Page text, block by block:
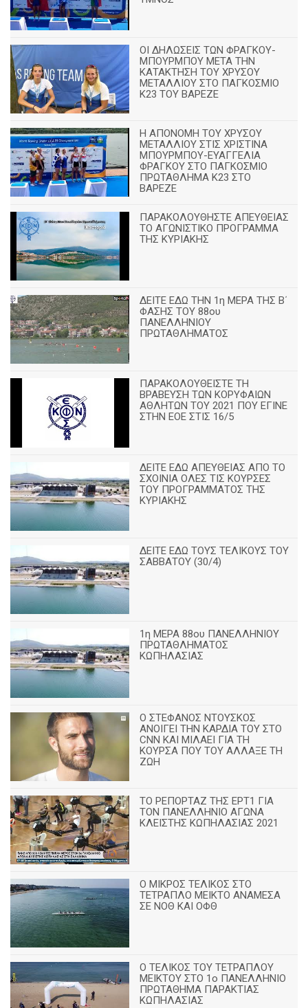
ΟΙ ΔΗΛΩΣΕΙΣ ΤΩΝ ΦΡΑΓΚΟΥ-
ΜΠΟΥΡΜΠΟΥ ΜΕΤΑ ΤΗΝ
ΚΑΤΑΚΤΗΣΗ ΤΟΥ ΧΡΥΣΟΥ
ΜΕΤΑΛΛΙΟΥ ΣΤΟ ΠΑΓΚΟΣΜΙΟ
Κ23 ΤΟΥ ΒΑΡΕΖΕ
Η ΑΠΟΝΟΜΗ ΤΟΥ ΧΡΥΣΟΥ
ΜΕΤΑΛΛΙΟΥ ΣΤΙΣ ΧΡΙΣΤΙΝΑ
ΜΠΟΥΡΜΠΟΥ-ΕΥΑΓΓΕΛΙΑ
ΦΡΑΓΚΟΥ ΣΤΟ ΠΑΓΚΟΣΜΙΟ
ΠΡΩΤΑΘΛΗΜΑ Κ23 ΣΤΟ
ΒΑΡΕΖΕ
ΠΑΡΑΚΟΛΟΥΘΗΣΤΕ ΑΠΕΥΘΕΙΑΣ
ΤΟ ΑΓΩΝΙΣΤΙΚΟ ΠΡΟΓΡΑΜΜΑ
ΤΗΣ ΚΥΡΙΑΚΗΣ
ΔΕΙΤΕ ΕΔΩ ΤΗΝ 1η ΜΕΡΑ ΤΗΣ Β΄
ΦΑΣΗΣ ΤΟΥ 88ου
ΠΑΝΕΛΛΗΝΙΟΥ
ΠΡΩΤΑΘΛΗΜΑΤΟΣ
ΠΑΡΑΚΟΛΟΥΘΕΙΣΤΕ ΤΗ
ΒΡΑΒΕΥΣΗ ΤΩΝ ΚΟΡΥΦΑΙΩΝ
ΑΘΛΗΤΩΝ ΤΟΥ 2021 ΠΟΥ ΕΓΙΝΕ
ΣΤΗΝ ΕΟΕ ΣΤΙΣ 16/5
ΔΕΙΤΕ ΕΔΩ ΑΠΕΥΘΕΙΑΣ ΑΠΟ ΤΟ
ΣΧΟΙΝΙΑ ΟΛΕΣ ΤΙΣ ΚΟΥΡΣΕΣ
ΤΟΥ ΠΡΟΓΡΑΜΜΑΤΟΣ ΤΗΣ
ΚΥΡΙΑΚΗΣ
ΔΕΙΤΕ ΕΔΩ ΤΟΥΣ ΤΕΛΙΚΟΥΣ ΤΟΥ
ΣΑΒΒΑΤΟΥ (30/4)
1η ΜΕΡΑ 88ου ΠΑΝΕΛΛΗΝΙΟΥ
ΠΡΩΤΑΘΛΗΜΑΤΟΣ
ΚΩΠΗΛΑΣΙΑΣ
Ο ΣΤΕΦΑΝΟΣ ΝΤΟΥΣΚΟΣ
ΑΝΟΙΓΕΙ ΤΗΝ ΚΑΡΔΙΑ ΤΟΥ ΣΤΟ
CNN ΚΑΙ ΜΙΛΑΕΙ ΓΙΑ ΤΗ
ΚΟΥΡΣΑ ΠΟΥ ΤΟΥ ΑΛΛΑΞΕ ΤΗ
ΖΩΗ
ΤΟ ΡΕΠΟΡΤΑΖ ΤΗΣ ΕΡΤ1 ΓΙΑ
ΤΟΝ ΠΑΝΕΛΛΗΝΙΟ ΑΓΩΝΑ
ΚΛΕΙΣΤΗΣ ΚΩΠΗΛΑΣΙΑΣ 2021
Ο ΜΙΚΡΟΣ ΤΕΛΙΚΟΣ ΣΤΟ
ΤΕΤΡΑΠΛΟ ΜΕΙΚΤΟ ΑΝΑΜΕΣΑ
ΣΕ ΝΟΘ ΚΑΙ ΟΦΘ
Ο ΤΕΛΙΚΟΣ ΤΟΥ ΤΕΤΡΑΠΛΟΥ
ΜΕΙΚΤΟΥ ΣΤΟ 1ο ΠΑΝΕΛΛΗΝΙΟ
ΠΡΩΤΑΘΗΜΑ ΠΑΡΑΚΤΙΑΣ
ΚΩΠΗΛΑΣΙΑΣ